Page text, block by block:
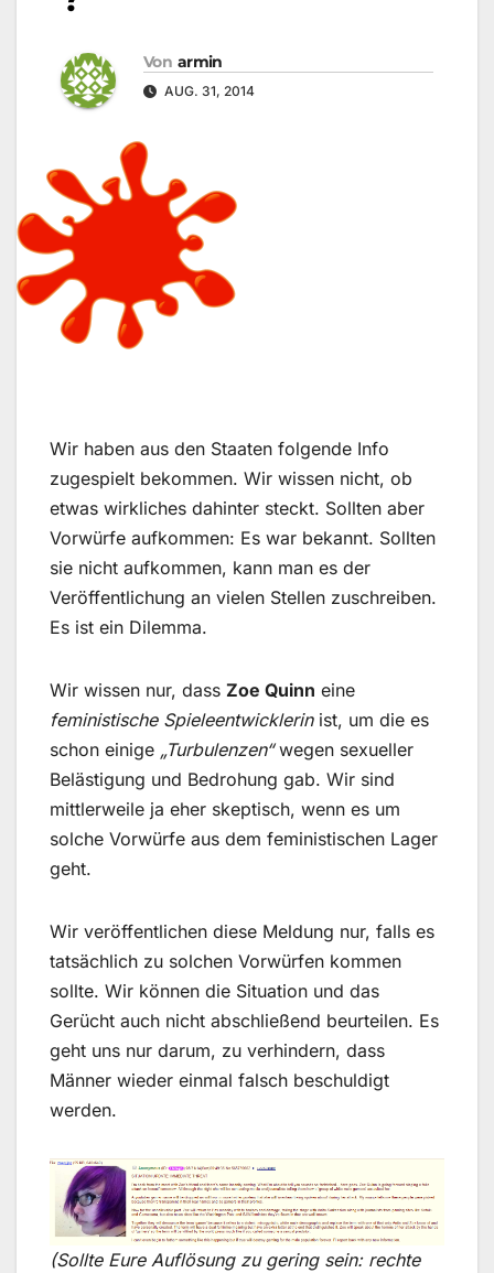
Von armin
AUG. 31, 2014
Wir haben aus den Staaten folgende Info
zugespielt bekommen. Wir wissen nicht, ob
etwas wirkliches dahinter steckt. Sollten aber
Vorwürfe aufkommen: Es war bekannt. Sollten
sie nicht aufkommen, kann man es der
Veröffentlichung an vielen Stellen zuschreiben.
Es ist ein Dilemma.
Wir wissen nur, dass Zoe Quinn eine
feministische Spieleentwicklerinist, um die es
schon einige „Turbulenzen“wegen sexueller
Belästigung und Bedrohung gab. Wir sind
mittlerweile ja eher skeptisch, wenn es um
solche Vorwürfe aus dem feministischen Lager
geht.
Wir veröffentlichen diese Meldung nur, falls es
tatsächlich zu solchen Vorwürfen kommen
sollte. Wir können die Situation und das
Gerücht auch nicht abschließend beurteilen. Es
geht uns nur darum, zu verhindern, dass
Männer wieder einmal falsch beschuldigt
werden.
(Sollte Eure Auflösung zu gering sein: rechte